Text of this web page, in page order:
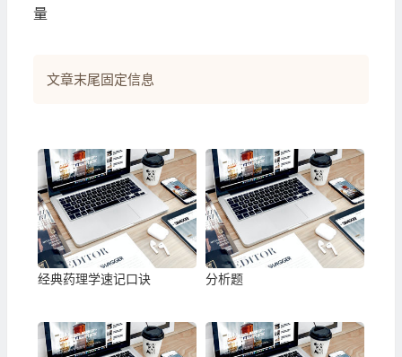
量
文章末尾固定信息
经典药理学速记口诀 分析题